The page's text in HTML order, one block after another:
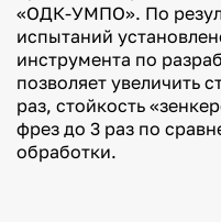
«ОДК-УМПО». По
испытаний
инструмента по
позволяет увеличить
раз, стойкость
фрез до 3 раз по
обработки.
буллинга
Гармонизация
отношений в
молодежной
среде
Профилактика